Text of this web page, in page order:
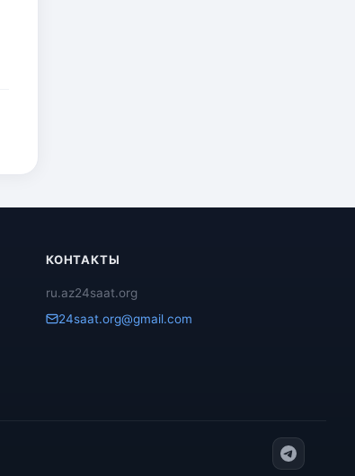
КОНТАКТЫ
ru.az24saat.org
24saat.org@gmail.com